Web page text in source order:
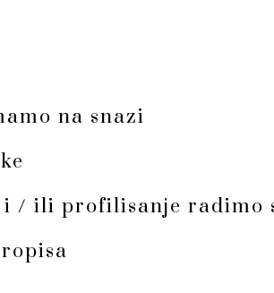
na snazi
i / ili profilisanje radimo